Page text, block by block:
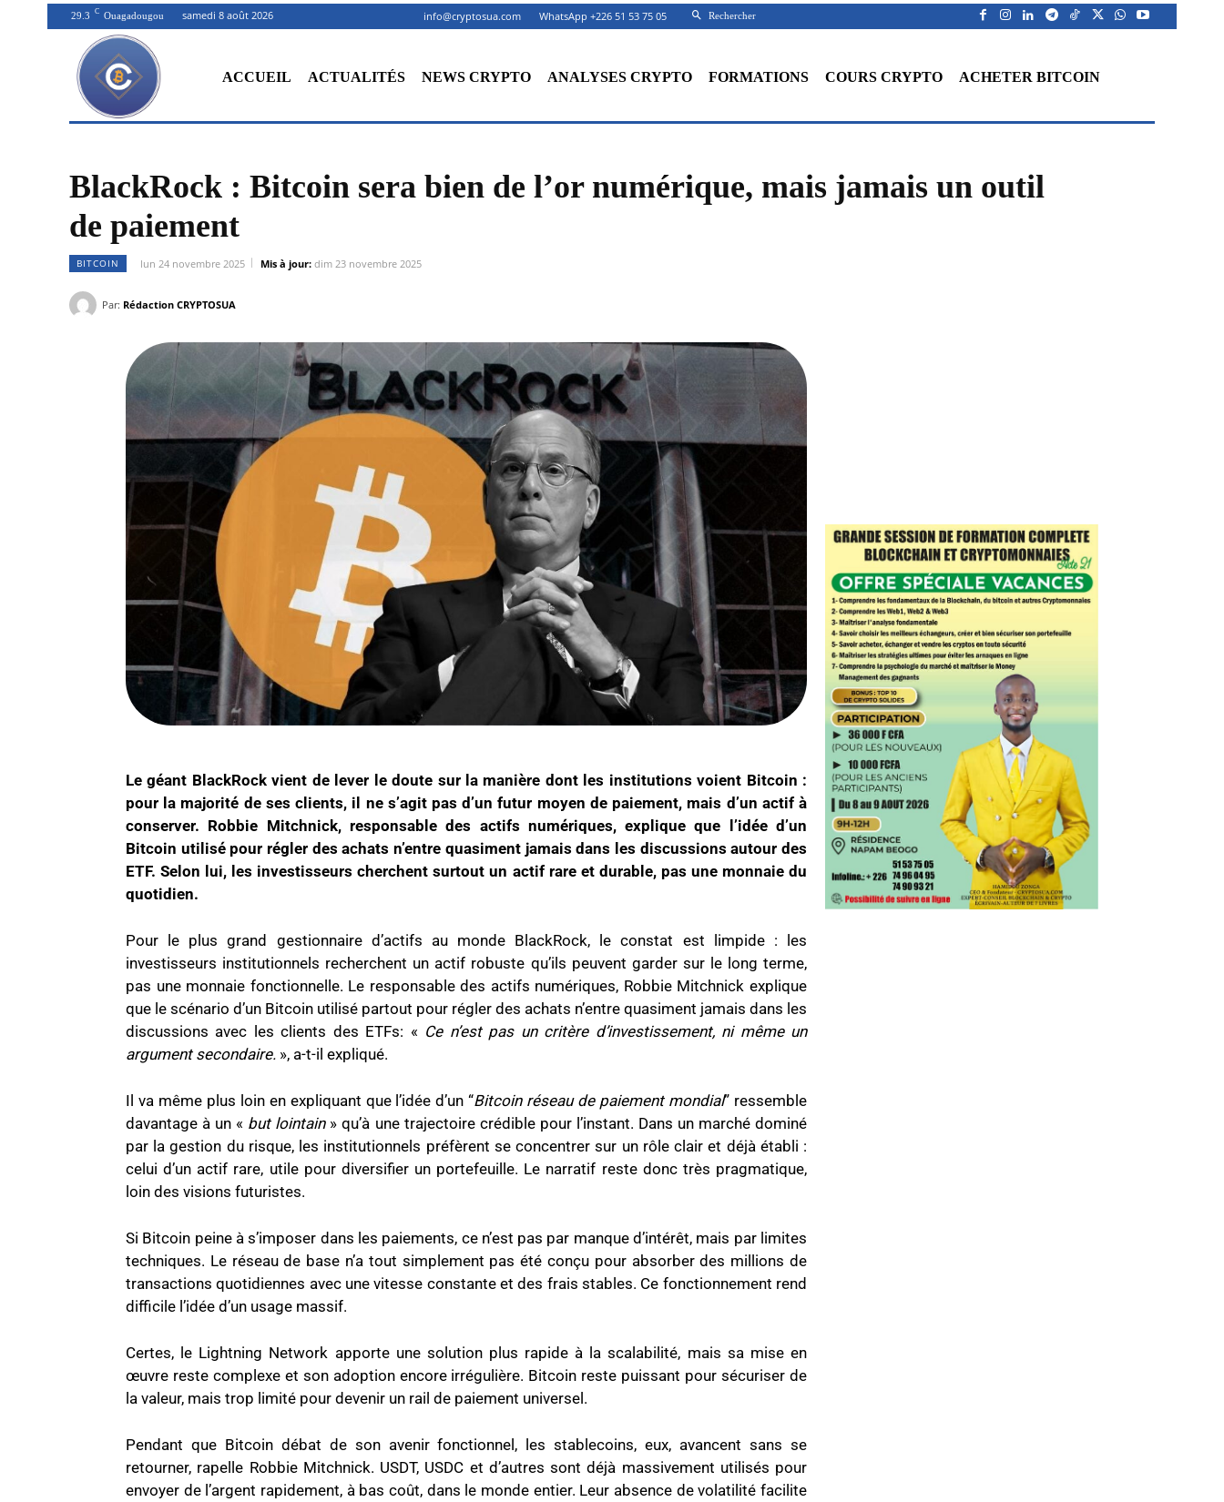
29.3 C Ouagadougou samedi 8 août 2026 info@cryptosua.com WhatsApp +226 51 53 75 05 Rechercher
ACCUEIL ACTUALITÉS NEWS CRYPTO ANALYSES CRYPTO FORMATIONS COURS CRYPTO ACHETER BITCOIN
BlackRock : Bitcoin sera bien de l’or numérique, mais jamais un outil
de paiement
BITCOIN lun 24 novembre 2025 Mis à jour: dim 23 novembre 2025
Par: Rédaction CRYPTOSUA
Le géant BlackRock vient de lever le doute sur la manière dont les institutions voient Bitcoin :
pour la majorité de ses clients, il ne s’agit pas d’un futur moyen de paiement, mais d’un actif à
conserver. Robbie Mitchnick, responsable des actifs numériques, explique que l’idée d’un
Bitcoin utilisé pour régler des achats n’entre quasiment jamais dans les discussions autour des
ETF. Selon lui, les investisseurs cherchent surtout un actif rare et durable, pas une monnaie du
quotidien.
Pour le plus grand gestionnaire d’actifs au monde BlackRock, le constat est limpide : les
investisseurs institutionnels recherchent un actif robuste qu’ils peuvent garder sur le long terme,
pas une monnaie fonctionnelle. Le responsable des actifs numériques, Robbie Mitchnick explique
que le scénario d’un Bitcoin utilisé partout pour régler des achats n’entre quasiment jamais dans les
discussions avec les clients des ETFs: « Ce n’est pas un critère d’investissement, ni même un
argument secondaire. », a-t-il expliqué.
Il va même plus loin en expliquant que l’idée d’un “Bitcoin réseau de paiement mondial” ressemble
davantage à un « but lointain» qu’à une trajectoire crédible pour l’instant. Dans un marché dominé
par la gestion du risque, les institutionnels préfèrent se concentrer sur un rôle clair et déjà établi :
celui d’un actif rare, utile pour diversifier un portefeuille. Le narratif reste donc très pragmatique,
loin des visions futuristes.
Si Bitcoin peine à s’imposer dans les paiements, ce n’est pas par manque d’intérêt, mais par limites
techniques. Le réseau de base n’a tout simplement pas été conçu pour absorber des millions de
transactions quotidiennes avec une vitesse constante et des frais stables. Ce fonctionnement rend
difficile l’idée d’un usage massif.
Certes, le Lightning Network apporte une solution plus rapide à la scalabilité, mais sa mise en
œuvre reste complexe et son adoption encore irrégulière. Bitcoin reste puissant pour sécuriser de
la valeur, mais trop limité pour devenir un rail de paiement universel.
Pendant que Bitcoin débat de son avenir fonctionnel, les stablecoins, eux, avancent sans se
retourner, rapelle Robbie Mitchnick. USDT, USDC et d’autres sont déjà massivement utilisés pour
envoyer de l’argent rapidement, à bas coût, dans le monde entier. Leur absence de volatilité facilite